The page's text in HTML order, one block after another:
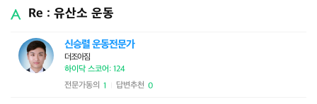
Re : 유산소 운동
신승렬 운동전문가
더조아짐
하이닥 스코어: 124
전문가동의 1 답변추천 0